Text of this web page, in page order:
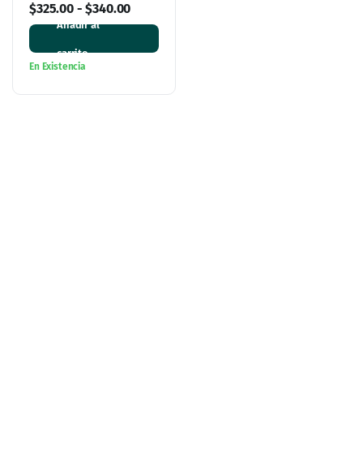
$325.00-$340.00
Añadir al
carrito
En Existencia